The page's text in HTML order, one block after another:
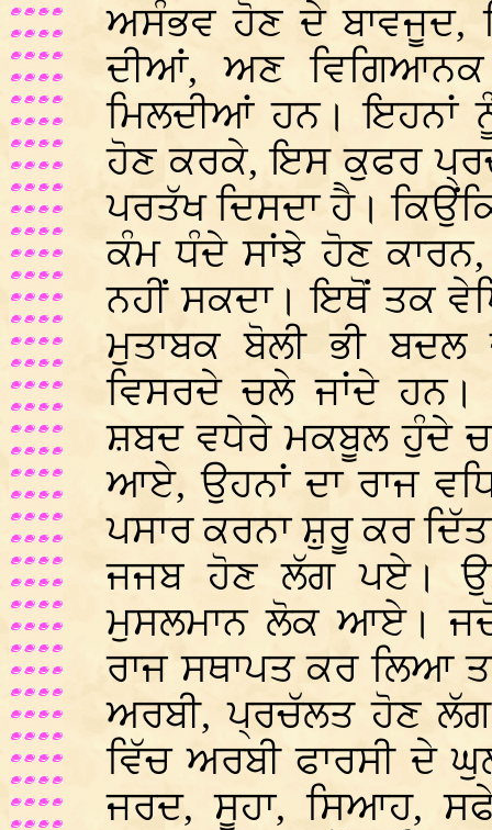
ਅਸੰਭਵ ਹੋਣ ਦੇ ਬਾਵਜੂਦ,
ਦੀਆਂ, ਅਣ
ਮਿਲਦੀਆਂ ਹਨ। ਇਹਨਾਂ
ਹੋਣ ਕਰਕੇ, ਇਸ ਕੁਫਰ
ਪਰਤੱਖ ਦਿਸਦਾ ਹੈ।
ਕੰਮ ਧੰਦੇ ਸਾਂਝੇ ਹੋਣ
ਨਹੀਂ ਸਕਦਾ। ਇਥੋਂ ਤਕ
ਮੁਤਾਬਕ ਬੋਲੀ ਭੀ
ਵਿਸਰਦੇ ਚਲੇ ਜਾਂਦੇ
ਸ਼ਬਦ ਵਧੇਰੇ ਮਕਬੂਲ ਹੁੰਦੇ
ਆਏ, ਉਹਨਾਂ ਦਾ ਰਾਜ
ਪਸਾਰ ਕਰਨਾ ਸ਼ੁਰੂ ਕਰ
ਜਜਬ ਹੋਣ ਲੱਗ ਪਏ।
ਮੁਸਲਮਾਨ ਲੋਕ ਆਏ।
ਰਾਜ ਸਥਾਪਤ ਕਰ ਲਿਆ
ਅਰਬੀ, ਪ੍ਰਚੱਲਤ ਹੋਣ
ਵਿੱਚ ਅਰਬੀ ਫਾਰਸੀ ਦੇ
ਜਰਦ, ਸੂਹਾ, ਸਿਆਹ,